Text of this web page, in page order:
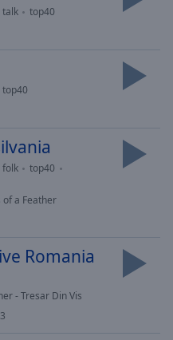
talk
top40
top40
folk
top40
of a Feather
Romania
- Tresar Din Vis
3